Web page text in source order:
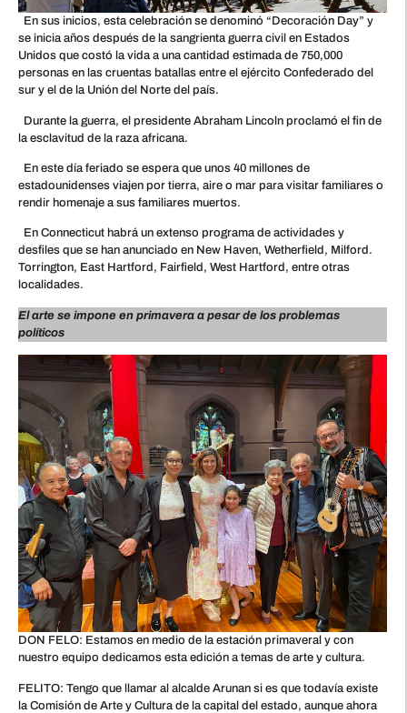
En sus inicios, esta celebración se denominó “Decoración Day” y
se inicia años después de la sangrienta guerra civil en Estados
Unidos que costó la vida a una cantidad estimada de 750,000
personas en las cruentas batallas entre el ejército Confederado del
sur y el de la Unión del Norte del país.
Durante la guerra, el presidente Abraham Lincoln proclamó el fin de
la esclavitud de la raza africana.
En este día feriado se espera que unos 40 millones de
estadounidenses viajen por tierra, aire o mar para visitar familiares o
rendir homenaje a sus familiares muertos.
En Connecticut habrá un extenso programa de actividades y
desfiles que se han anunciado en New Haven, Wetherfield, Milford.
Torrington, East Hartford, Fairfield, West Hartford, entre otras
localidades.
El arte se impone en primavera a pesar de los problemas
políticos
DON FELO: Estamos en medio de la estación primaveral y con
nuestro equipo dedicamos esta edición a temas de arte y cultura.
FELITO: Tengo que llamar al alcalde Arunan si es que todavía existe
la Comisión de Arte y Cultura de la capital del estado, aunque ahora